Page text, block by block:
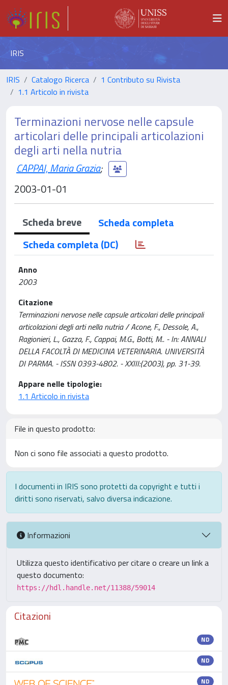
IRIS
IRIS Catalogo Ricerca
1 Contributo su Rivista
1.1 Articolo in rivista
Terminazioni nervose nelle capsule
articolari delle principali articolazioni
degli arti nella nutria
CAPPAI, Maria Grazia;
2003-01-01
Scheda breve
Scheda completa
Scheda completa (DC)
Anno
2003
Citazione
Terminazioni nervose nelle capsule articolari delle principali
articolazioni degli arti nella nutria / Acone, F., Dessole, A.,
Ragionieri, L., Gazza, F., Cappai, M.G., Botti, M.. - In: ANNALI
DELLA FACOLTÀ DI MEDICINA VETERINARIA. UNIVERSITÀ
DI PARMA. - ISSN 0393-4802. - XXIII:(2003), pp. 31-39.
Appare nelle tipologie:
1.1 Articolo in rivista
File in questo prodotto:
Non ci sono file associati a questo prodotto.
I documenti in IRIS sono protetti da copyright e tutti i
diritti sono riservati, salvo diversa indicazione.
Informazioni
Utilizza questo identificativo per citare o creare un link a
questo documento:
https://hdl.handle.net/11388/59014
Citazioni
ND
ND
ND